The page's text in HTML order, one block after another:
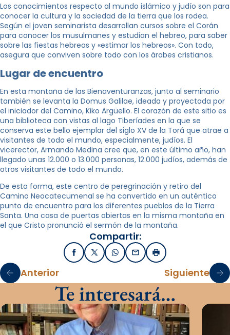
Los conocimientos respecto al mundo islámico y judío son para
conocer la cultura y la sociedad de la tierra que los rodea.
Según el joven seminarista desarrollan cursos sobre el Corán
para conocer los musulmanes y estudian el hebreo, para saber
sobre las fiestas hebreas y «estimar los hebreos». Con todo,
asegura que conviven sobre todo con los árabes cristianos.
Lugar de encuentro
En esta montaña de las Bienaventuranzas, junto al seminario
también se levanta la Domus Galilae, ideada y proyectada por
el iniciador del Camino, Kiko Argüello. El corazón de este sitio es
una biblioteca con vistas al lago Tiberíades en la que se
conserva este bello ejemplar del siglo XV de la Torá que atrae a
visitantes de todo el mundo, especialmente, judíos. El
vicerector, Armando Medina cree que, en este último año, han
llegado unas 12.000 o 13.000 personas, 12.000 judíos, además de
otros visitantes de todo el mundo.
De esta forma, este centro de peregrinación y retiro del
Camino Neocatecumenal se ha convertido en un auténtico
punto de encuentro para los diferentes pueblos de la Tierra
Santa. Una casa de puertas abiertas en la misma montaña en
el que Cristo pronunció el sermón de la montaña.
Compartir:
FacebookX / TwitterWhatsApp
EmailImprimir
Anterior Siguiente
Te interesará…